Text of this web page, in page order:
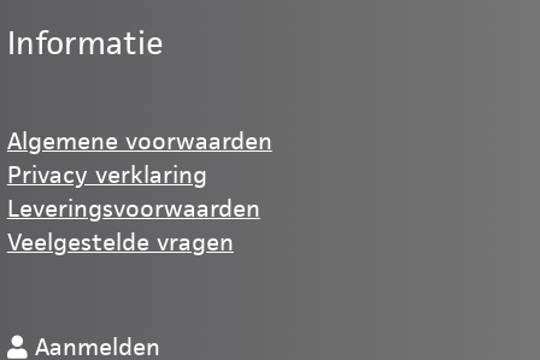
Informatie
Algemene voorwaarden
Privacy verklaring
Leveringsvoorwaarden
Veelgestelde vragen
Aanmelden